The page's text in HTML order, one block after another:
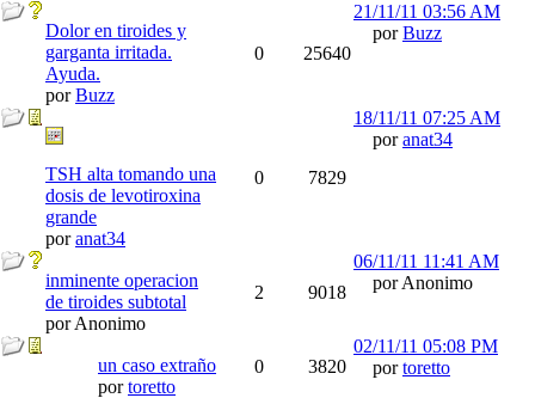
Dolor en tiroides y
garganta irritada.
Ayuda.
porBuzz
0 25640
21/11/11 03:56 AM
porBuzz
TSH alta tomando una
dosis de levotiroxina
grande
poranat34
0 7829
18/11/11 07:25 AM
poranat34
inminente operacion
de tiroides subtotal
por Anonimo
2 9018
06/11/11 11:41 AM
por Anonimo
un caso extraño
portoretto
0 3820
02/11/11 05:08 PM
portoretto